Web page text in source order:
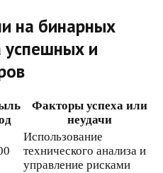
на бинарных
успешных и
Факторы успеха или
неудачи
Использование
технического анализа и
управление рисками